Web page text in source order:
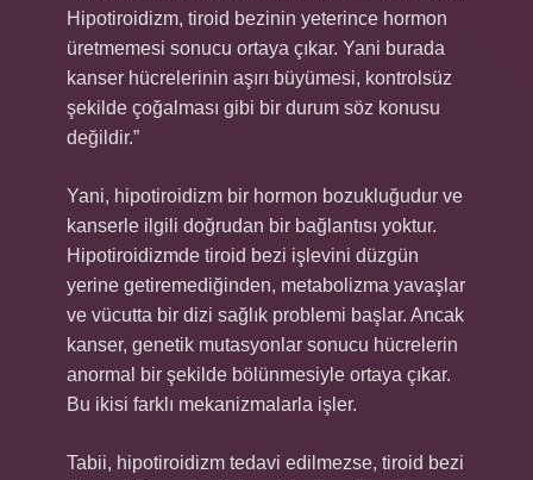
Hipotiroidizm, tiroid bezinin yeterince hormon
üretmemesi sonucu ortaya çıkar. Yani burada
kanser hücrelerinin aşırı büyümesi, kontrolsüz
şekilde çoğalması gibi bir durum söz konusu
değildir.”
Yani, hipotiroidizm bir hormon bozukluğudur ve
kanserle ilgili doğrudan bir bağlantısı yoktur.
Hipotiroidizmde tiroid bezi işlevini düzgün
yerine getiremediğinden, metabolizma yavaşlar
ve vücutta bir dizi sağlık problemi başlar. Ancak
kanser, genetik mutasyonlar sonucu hücrelerin
anormal bir şekilde bölünmesiyle ortaya çıkar.
Bu ikisi farklı mekanizmalarla işler.
Tabii, hipotiroidizm tedavi edilmezse, tiroid bezi